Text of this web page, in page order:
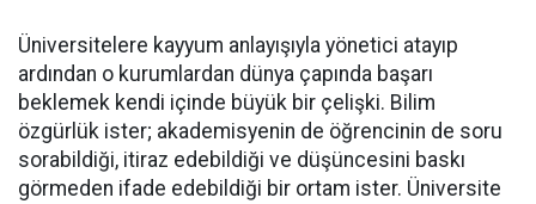
Üniversitelere kayyum anlayışıyla yönetici atayıp
ardından o kurumlardan dünya çapında başarı
beklemek kendi içinde büyük bir çelişki. Bilim
özgürlük ister; akademisyenin de öğrencinin de soru
sorabildiği, itiraz edebildiği ve düşüncesini baskı
görmeden ifade edebildiği bir ortam ister. Üniversite